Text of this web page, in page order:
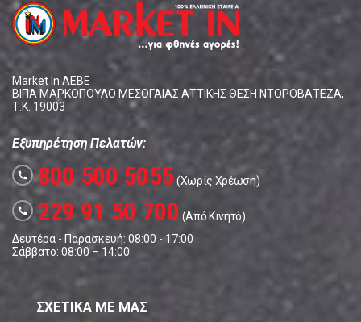
Market In ΑΕΒΕ
ΒΙΠΑ ΜΑΡΚΟΠΟΥΛΟ ΜΕΣΟΓΑΙΑΣ ΑΤΤΙΚΗΣ ΘΕΣΗ ΝΤΟΡΟΒΑΤΕΖΑ,
Τ.Κ. 19003
Εξυπηρέτηση Πελατών:
call 800 500 5055(Χωρίς Χρέωση)
call 229 91 50 700 (Από Κινητό)
Δευτέρα - Παρασκευή: 08:00 - 17:00
Σάββατο: 08:00 – 14:00
ΣΧΕΤΙΚΑ ΜΕ ΜΑΣ